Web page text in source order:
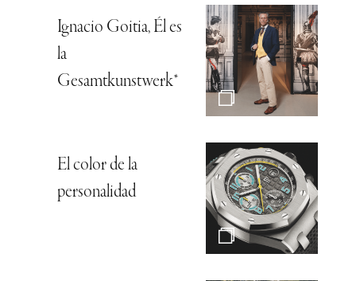
Ignacio Goitia, Él es
la
Gesamtkunstwerk*
El color de la
personalidad